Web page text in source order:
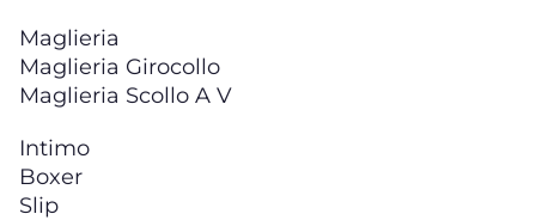
Maglieria
Maglieria Girocollo
Maglieria Scollo A V
Intimo
Boxer
Slip